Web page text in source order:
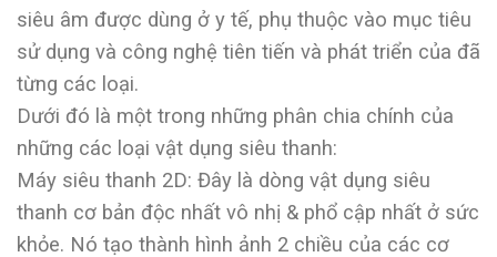
siêu âm được dùng ở y tế, phụ thuộc vào mục tiêu
sử dụng và công nghệ tiên tiến và phát triển của đã
từng các loại.
Dưới đó là một trong những phân chia chính của
những các loại vật dụng siêu thanh:
Máy siêu thanh 2D: Đây là dòng vật dụng siêu
thanh cơ bản độc nhất vô nhị & phổ cập nhất ở sức
khỏe. Nó tạo thành hình ảnh 2 chiều của các cơ